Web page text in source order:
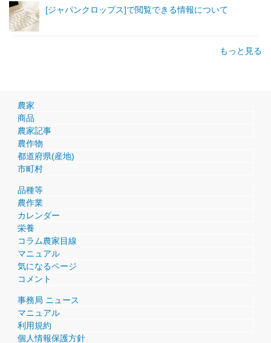
[ジャパンクロップス]で閲覧できる情報について
もっと見る
農家
商品
農家記事
農作物
都道府県(産地)
市町村
品種等
農作業
カレンダー
栄養
コラム農家目線
マニュアル
気になるページ
コメント
事務局 ニュース
マニュアル
利用規約
個人情報保護方針